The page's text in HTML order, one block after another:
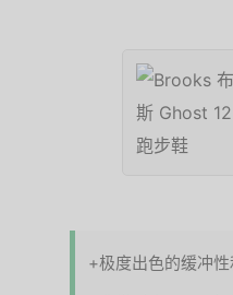
+极度出色的缓冲